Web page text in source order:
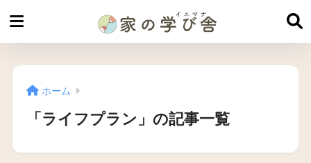
ホーム
「ライフプラン」の記事一覧